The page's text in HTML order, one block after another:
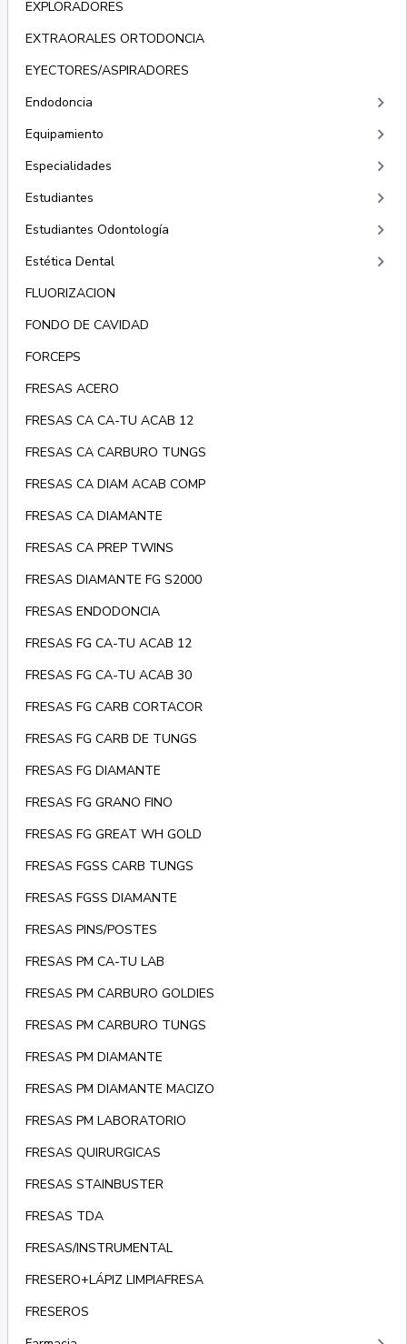
EXPLORADORES
EXTRAORALES ORTODONCIA
EYECTORES/ASPIRADORES
Endodoncia
keyboard_arrow_right
Equipamiento keyboard_arrow_right
Especialidades keyboard_arrow_right
Estudiantes keyboard_arrow_right
Estudiantes Odontología keyboard_arrow_right
Estética Dental keyboard_arrow_right
FLUORIZACION
FONDO DE CAVIDAD
FORCEPS
FRESAS ACERO
FRESAS CA CA-TU ACAB 12
FRESAS CA CARBURO TUNGS
FRESAS CA DIAM ACAB COMP
FRESAS CA DIAMANTE
FRESAS CA PREP TWINS
FRESAS DIAMANTE FG S2000
FRESAS ENDODONCIA
FRESAS FG CA-TU ACAB 12
FRESAS FG CA-TU ACAB 30
FRESAS FG CARB CORTACOR
FRESAS FG CARB DE TUNGS
FRESAS FG DIAMANTE
FRESAS FG GRANO FINO
FRESAS FG GREAT WH GOLD
FRESAS FGSS CARB TUNGS
FRESAS FGSS DIAMANTE
FRESAS PINS/POSTES
FRESAS PM CA-TU LAB
FRESAS PM CARBURO GOLDIES
FRESAS PM CARBURO TUNGS
FRESAS PM DIAMANTE
FRESAS PM DIAMANTE MACIZO
FRESAS PM LABORATORIO
FRESAS QUIRURGICAS
FRESAS STAINBUSTER
FRESAS TDA
FRESAS/INSTRUMENTAL
FRESERO+LÁPIZ LIMPIAFRESA
FRESEROS